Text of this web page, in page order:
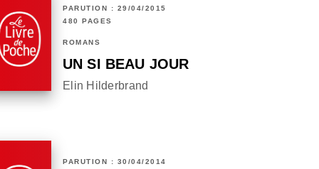
PARUTION : 29/04/2015
480 PAGES
ROMANS
UN SI BEAU JOUR
Elin Hilderbrand
PARUTION : 30/04/2014